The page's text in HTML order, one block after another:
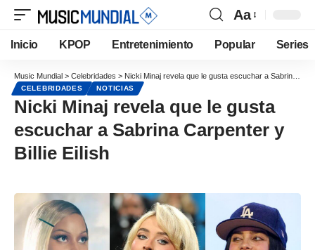
Aa
Inicio KPOP Entretenimiento Popular Series
Music Mundial > Celebridades > Nicki Minaj revela que le gusta escuchar a Sabrina Carpenter y Billie Eilish
CELEBRIDADES NOTICIAS
Nicki Minaj revela que le gusta
escuchar a Sabrina Carpenter y
Billie Eilish